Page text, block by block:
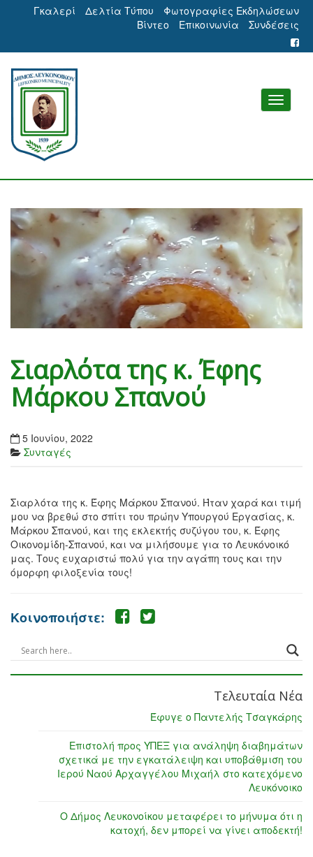
Γκαλερί Δελτία Τύπου
Φωτογραφίες Εκδηλώσεων
Βίντεο
Επικοινωνία Συνδέσεις
Σιαρλότα της κ. Έφης
Μάρκου Σπανού
5 Ιουνίου, 2022
Συνταγές
Σιαρλότα της κ. Έφης Μάρκου Σπανού. Ήταν χαρά και τιμή
μου να βρεθώ στο σπίτι του πρώην Υπουργού Εργασίας, κ.
Μάρκου Σπανού, και της εκλεκτής συζύγου του, κ. Έφης
Οικονομίδη-Σπανού, και να μιλήσουμε για το Λευκόνοικό
μας. Τους ευχαριστώ πολύ για την αγάπη τους και την
όμορφη φιλοξενία τους!
Κοινοποιήστε:
Τελευταία Νέα
Έφυγε ο Παντελής Τσαγκάρης
Επιστολή προς ΥΠΕΞ για ανάληψη διαβημάτων
σχετικά με την εγκατάλειψη και υποβάθμιση του
Ιερού Ναού Αρχαγγέλου Μιχαήλ στο κατεχόμενο
Λευκόνοικο
Ο Δήμος Λευκονοίκου μεταφέρει το μήνυμα ότι η
κατοχή, δεν μπορεί να γίνει αποδεκτή!